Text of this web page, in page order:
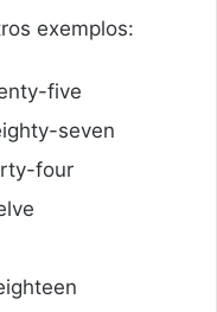
exemplos:
five
seven
four